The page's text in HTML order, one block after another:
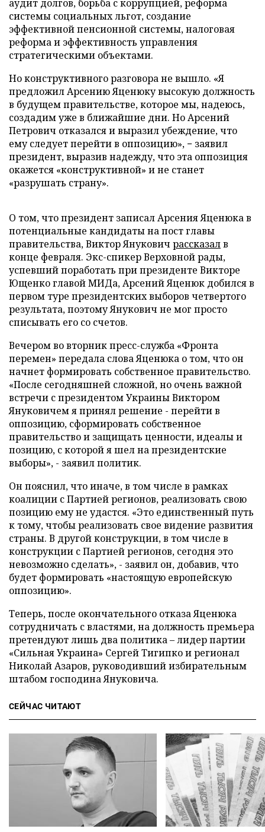
аудит долгов, борьба с коррупцией, реформа
системы социальных льгот, создание
эффективной пенсионной системы, налоговая
реформа и эффективность управления
стратегическими объектами.
Но конструктивного разговора не вышло. «Я
предложил Арсению Яценюку высокую должность
в будущем правительстве, которое мы, надеюсь,
создадим уже в ближайшие дни. Но Арсений
Петрович отказался и выразил убеждение, что
ему следует перейти в оппозицию», − заявил
президент, выразив надежду, что эта оппозиция
окажется «конструктивной» и не станет
«разрушать страну».
О том, что президент записал Арсения Яценюка в
потенциальные кандидаты на пост главы
правительства, Виктор Янукович рассказалв
конце февраля. Экс-спикер Верховной рады,
успевший поработать при президенте Викторе
Ющенко главой МИДа, Арсений Яценюк добился в
первом туре президентских выборов четвертого
результата, поэтому Янукович не мог просто
списывать его со счетов.
Вечером во вторник пресс-служба «Фронта
перемен» передала слова Яценюка о том, что он
начнет формировать собственное правительство.
«После сегодняшней сложной, но очень важной
встречи с президентом Украины Виктором
Януковичем я принял решение - перейти в
оппозицию, сформировать собственное
правительство и защищать ценности, идеалы и
позицию, с которой я шел на президентские
выборы», - заявил политик.
Он пояснил, что иначе, в том числе в рамках
коалиции с Партией регионов, реализовать свою
позицию ему не удастся. «Это единственный путь
к тому, чтобы реализовать свое видение развития
страны. В другой конструкции, в том числе в
конструкции с Партией регионов, сегодня это
невозможно сделать», - заявил он, добавив, что
будет формировать «настоящую европейскую
оппозицию».
Теперь, после окончательного отказа Яценюка
сотрудничать с властями, на должность премьера
претендуют лишь два политика – лидер партии
«Сильная Украина» Сергей Тигипко и регионал
Николай Азаров, руководивший избирательным
штабом господина Януковича.
СЕЙЧАС ЧИТАЮТ